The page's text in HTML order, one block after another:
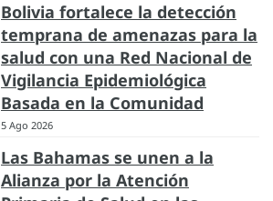
Bolivia fortalece la detección
temprana de amenazas para la
salud con una Red Nacional de
Vigilancia Epidemiológica
Basada en la Comunidad
5 Ago 2026
Las Bahamas se unen a la
Alianza por la Atención